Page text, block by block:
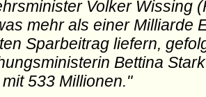
Volker Wissing
mehr als einer Milliarde
Sparbeitrag liefern,
Bettina
533 Millionen."